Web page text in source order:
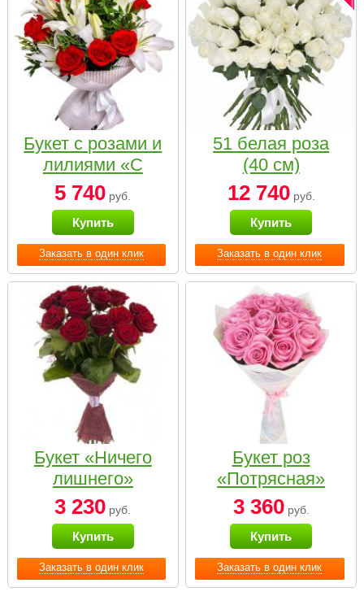
Заказать в один клик
Букет с розами и
лилиями «С
наилучшими
пожеланиями»
5 740 руб.
Купить
Заказать в один клик
51 белая роза
(40 см)
12 740руб.
Купить
Заказать в один клик
Букет «Ничего
лишнего»
3 230 руб.
Купить
Заказать в один клик
Букет роз
«Потрясная»
3 360руб.
Купить